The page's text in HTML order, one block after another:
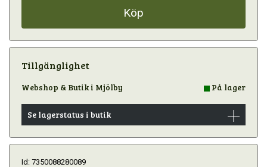
Köp
Tillgänglighet
Webshop & Butik i Mjölby På lager
Se lagerstatus i butik
Id: 7350088280089